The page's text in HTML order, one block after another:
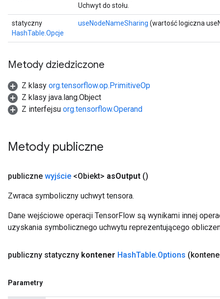
Uchwyt do stołu.
statyczny
HashTable.Opcje
useNodeNameSharing (wartość logiczna
Metody dziedziczone
Z klasy org.tensorflow.op.PrimitiveOp
Z klasy java.lang.Object
Z interfejsu org.tensorflow.Operand
Metody publiczne
publiczne wyjście <Obiekt> asOutput ()
Zwraca symboliczny uchwyt tensora.
Dane wejściowe operacji TensorFlow są wynikami innej
uzyskania symbolicznego uchwytu reprezentującego
publiczny statyczny kontener HashTable.Options
Parametry